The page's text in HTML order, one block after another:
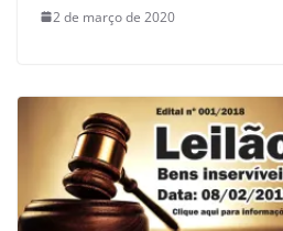
2 de março de 2020